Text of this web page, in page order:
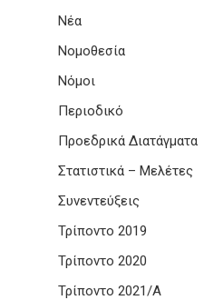
Νέα
Νομοθεσία
Νόμοι
Περιοδικό
Προεδρικά Διατάγματα
Στατιστικά – Μελέτες
Συνεντεύξεις
Τρίποντο 2019
Τρίποντο 2020
Τρίποντο 2021/Α